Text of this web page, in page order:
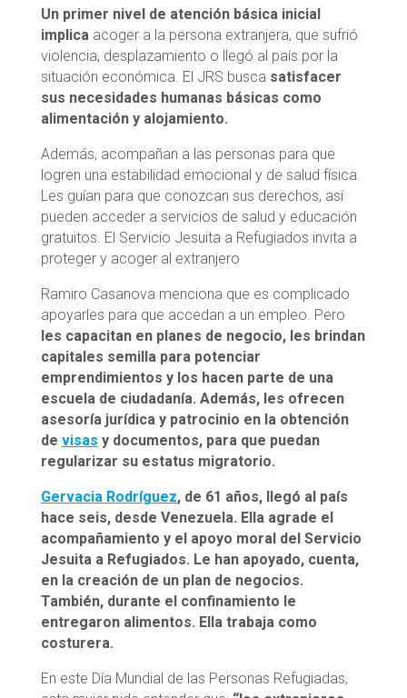
Un primer nivel de atención básica inicial
implicaacoger a la persona extranjera, que sufrió
violencia, desplazamiento o llegó al país por la
situación económica. El JRS busca satisfacer
sus necesidades humanas básicas como
alimentación y alojamiento.
Además, acompañan a las personas para que
logren una estabilidad emocional y de salud física.
Les guían para que conozcan sus derechos, así
pueden acceder a servicios de salud y educación
gratuitos. El Servicio Jesuita a Refugiados invita a
proteger y acoger al extranjero
Ramiro Casanova menciona que es complicado
apoyarles para que accedan a un empleo. Pero
les capacitan en planes de negocio, les brindan
capitales semilla para potenciar
emprendimientos y los hacen parte de una
escuela de ciudadanía. Además, les ofrecen
asesoría jurídica y patrocinio en la obtención
de visas y documentos, para que puedan
regularizar su estatus migratorio.
Gervacia Rodríguez, de 61 años, llegó al país
hace seis, desde Venezuela. Ella agrade el
acompañamiento y el apoyo moral del Servicio
Jesuita a Refugiados. Le han apoyado, cuenta,
en la creación de un plan de negocios.
También, durante el confinamiento le
entregaron alimentos. Ella trabaja como
costurera.
En este Día Mundial de las Personas Refugiadas,